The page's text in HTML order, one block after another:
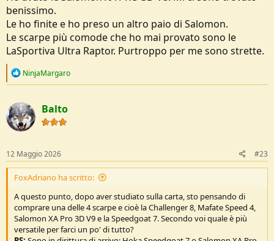
benissimo.
Le ho finite e ho preso un altro paio di Salomon.
Le scarpe più comode che ho mai provato sono le
LaSportiva Ultra Raptor. Purtroppo per me sono strette.
R
c
t
i
o
s
:
NinjaMargaro
Balto
12 Maggio 2026 #23
FoxAdriano ha scritto:
A questo punto, dopo aver studiato sulla carta, sto pensando di
comprare una delle 4 scarpe e cioè la Challenger 8, Mafate Speed 4,
Salomon XA Pro 3D V9 e la Speedgoat 7. Secondo voi quale è più
versatile per farci un po' di tutto?